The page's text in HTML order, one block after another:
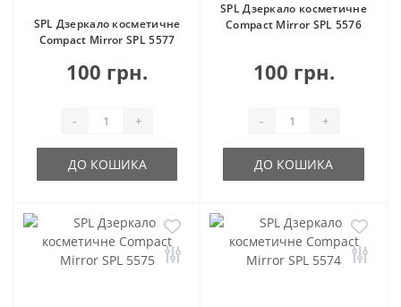
SPL Дзеркало косметичне
Compact Mirror SPL 5577
100 грн.
- +
ДО КОШИКА
SPL Дзеркало косметичне
Compact Mirror SPL 5576
100 грн.
- +
ДО КОШИКА